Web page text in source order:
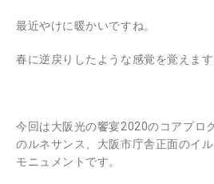
最近やけに暖かいですね。
春に逆戻りしたような感覚を覚えます
今回は大阪光の饗宴2020のコアプロ
のルネサンス、大阪市庁舎正面のイ
モニュメントです。